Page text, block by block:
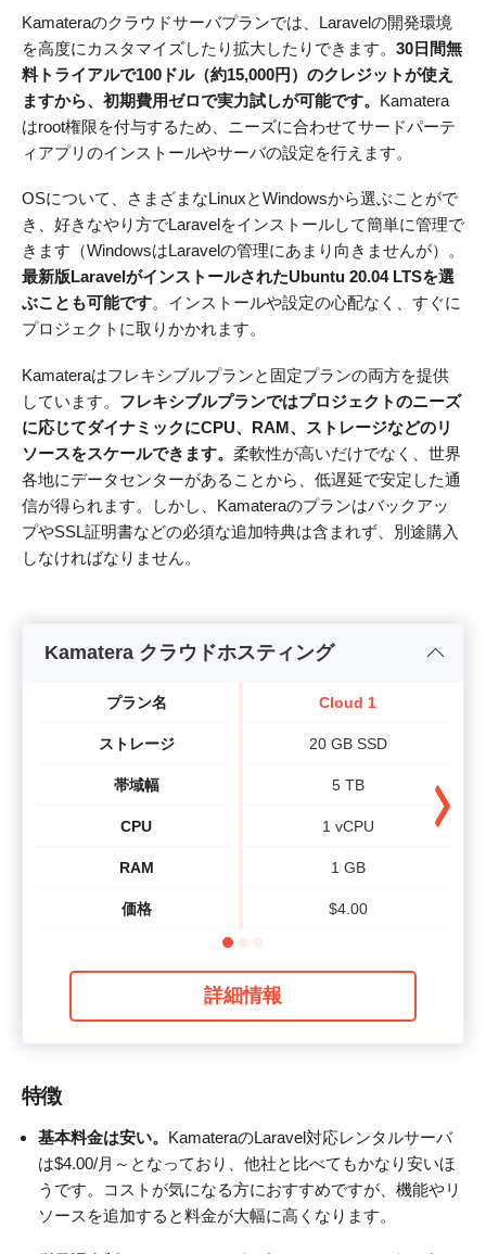
Kamateraのクラウドサーバプランでは、Laravelの開発環境
を高度にカスタマイズしたり拡大したりできます。 30日間無
料トライアルで100ドル（約15,000円） のクレジットが使え
ますから、初期費用ゼロで実力試しが可能です。 Kamatera
はroot権限を付与するため、ニーズに合わせてサードパーテ
ィアプリのインストールやサーバの設定を行えます。
OSについて、さまざまなLinuxとWindowsから選ぶことがで
き、好きなやり方でLaravelをインストールして簡単に管理で
きます（WindowsはLaravelの管理にあまり向きませんが）。
最新版LaravelがインストールされたUbuntu 20.04 LTSを選
ぶことも可能です。インストールや設定の心配なく、すぐに
プロジェクトに取りかかれます。
Kamateraはフレキシブルプランと固定プランの両方を提供
しています。 フレキシブルプランではプロジェクトのニーズ
に応じてダイナミックにCPU、RAM、ストレージなどのリ
ソースをスケールできます。 柔軟性が高いだけでなく、世界
各地にデータセンターがあることから、低遅延で安定した通
信が得られます。しかし、Kamateraのプランはバックアッ
プやSSL証明書などの必須な追加特典は含まれず、別途購入
しなければなりません。
Kamatera クラウドホスティング
プラン名
ストレージ
帯域幅
CPU
RAM
価格
Cloud 1
20 GB SSD
5 TB
1 vCPU
1 GB
$4.00
詳細情報
特徴
基本料金は安い。 KamateraのLaravel対応レンタルサーバ
は$4.00/月～となっており、他社と比べてもかなり安いほ
うです。コストが気になる方におすすめですが、機能やリ
ソースを追加すると料金が大幅に高くなります。